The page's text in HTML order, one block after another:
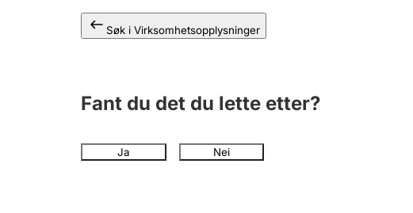
Søk i Virksomhetsopplysninger
Fant du det du lette etter?
Ja Nei